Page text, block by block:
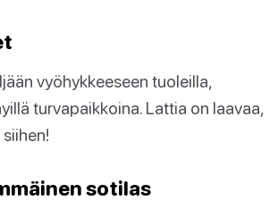
vyöhykkeeseen tuoleilla,
turvapaikkoina. Lattia on laavaa,
sotilas